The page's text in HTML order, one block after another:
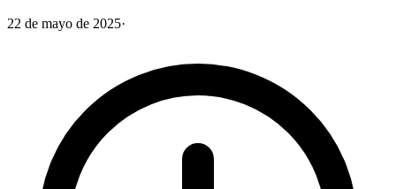
22 de mayo de 2025·